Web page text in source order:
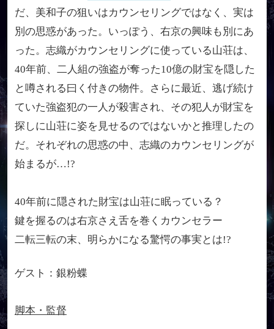
だ、美和子の狙いはカウンセリングではなく、実は
別の思惑があった。いっぽう、右京の興味も別にあ
った。志織がカウンセリングに使っている山荘は、
40年前、二人組の強盗が奪った10億の財宝を隠した
と噂される曰く付きの物件。さらに最近、逃げ続け
ていた強盗犯の一人が殺害され、その犯人が財宝を
探しに山荘に姿を見せるのではないかと推理したの
だ。それぞれの思惑の中、志織のカウンセリングが
始まるが…!?
40年前に隠された財宝は山荘に眠っている？
鍵を握るのは右京さえ舌を巻くカウンセラー
二転三転の末、明らかになる驚愕の事実とは!?
ゲスト：銀粉蝶
脚本・監督